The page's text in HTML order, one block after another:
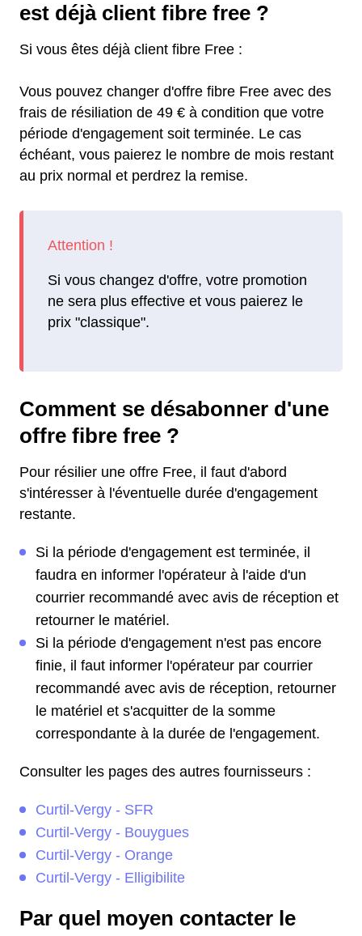
est déjà client fibre free ?
Si vous êtes déjà client fibre Free :
Vous pouvez changer d'offre fibre Free avec des
frais de résiliation de 49 € à condition que votre
période d'engagement soit terminée. Le cas
échéant, vous paierez le nombre de mois restant
au prix normal et perdrez la remise.
Si vous changez d'offre, votre promotion
ne sera plus effective et vous paierez le
prix "classique".
Comment se désabonner d'une
offre fibre free ?
Pour résilier une offre Free, il faut d'abord
s'intéresser à l'éventuelle durée d'engagement
restante.
Si la période d'engagement est terminée, il
faudra en informer l'opérateur à l'aide d'un
courrier recommandé avec avis de réception et
retourner le matériel.
Si la période d'engagement n'est pas encore
finie, il faut informer l'opérateur par courrier
recommandé avec avis de réception, retourner
le matériel et s'acquitter de la somme
correspondante à la durée de l'engagement.
Consulter les pages des autres fournisseurs :
Curtil-Vergy - SFR
Curtil-Vergy - Bouygues
Curtil-Vergy - Orange
Curtil-Vergy - Elligibilite
Par quel moyen contacter le